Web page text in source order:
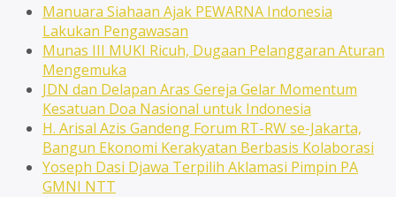
Manuara Siahaan Ajak PEWARNA Indonesia
Lakukan Pengawasan
Munas III MUKI Ricuh, Dugaan Pelanggaran Aturan
Mengemuka
JDN dan Delapan Aras Gereja Gelar Momentum
Kesatuan Doa Nasional untuk Indonesia
H. Arisal Azis Gandeng Forum RT-RW se-Jakarta,
Bangun Ekonomi Kerakyatan Berbasis Kolaborasi
Yoseph Dasi Djawa Terpilih Aklamasi Pimpin PA
GMNI NTT